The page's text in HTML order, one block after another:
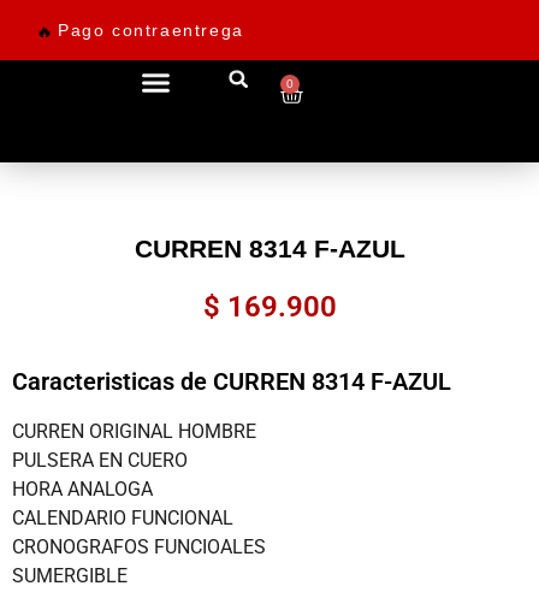
🔥 Pago contraentrega
0
CURREN 8314 F-AZUL
$ 169.900
Caracteristicas de CURREN 8314 F-AZUL
CURREN ORIGINAL HOMBRE
PULSERA EN CUERO
HORA ANALOGA
CALENDARIO FUNCIONAL
CRONOGRAFOS FUNCIOALES
SUMERGIBLE